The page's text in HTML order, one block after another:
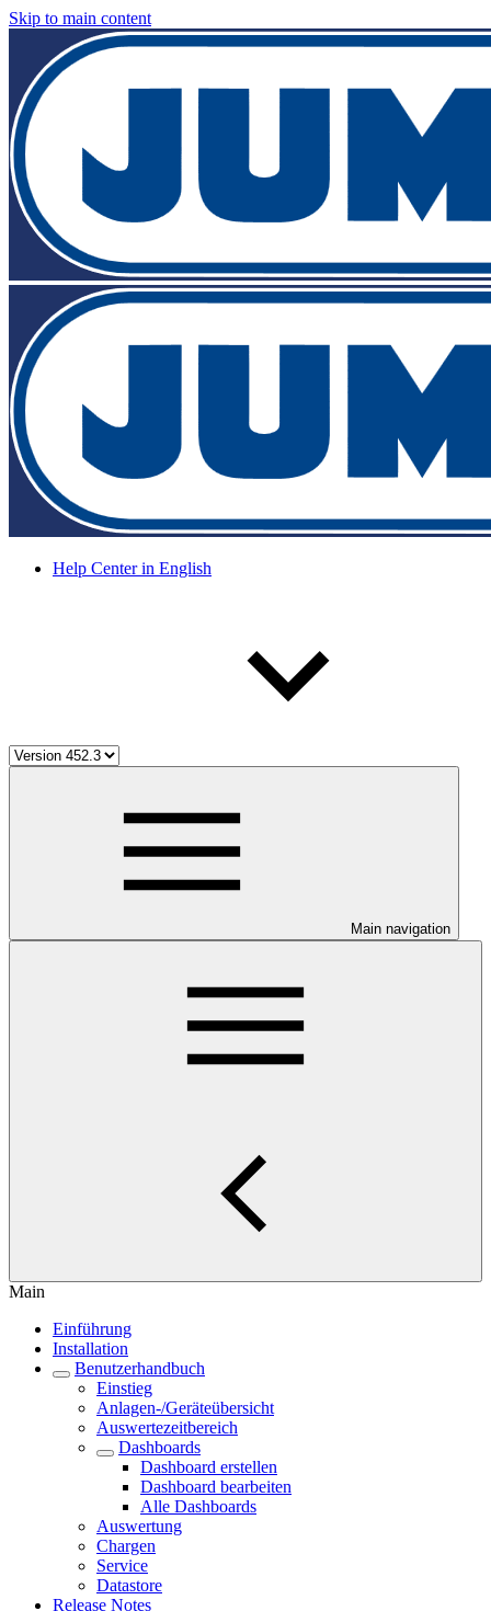
Skip to main content
Help Center in English
Main navigation
Main
Einführung
Installation
Benutzerhandbuch
Einstieg
Anlagen-/Geräteübersicht
Auswertezeitbereich
Dashboards
Dashboard erstellen
Dashboard bearbeiten
Alle Dashboards
Auswertung
Chargen
Service
Datastore
Release Notes